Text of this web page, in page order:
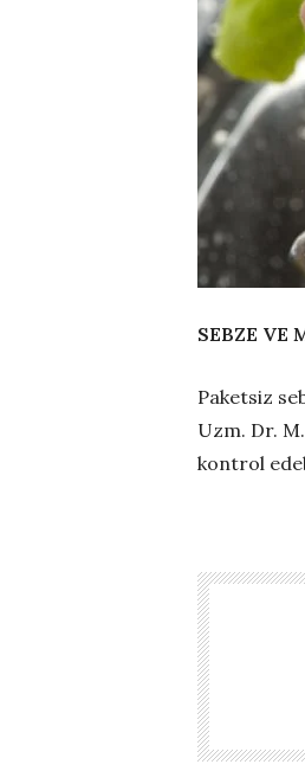
SEBZE VE
Paketsiz
Uzm. Dr.
kontrol